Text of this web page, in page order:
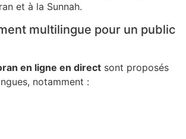
et à la Sunnah.
multilingue pour un public
en ligne en direct sont proposés
notamment :